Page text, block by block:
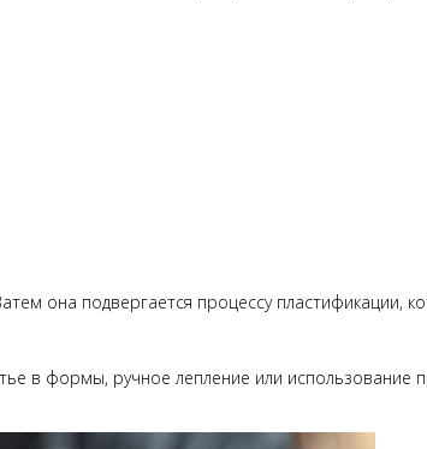
она подвергается процессу пластификации,
в формы, ручное лепление или использование